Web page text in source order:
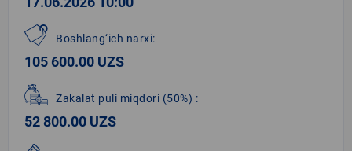
Boshlang‘ich narxi:
105 600.00 UZS
Zakalat puli miqdori (50%) :
52 800.00 UZS